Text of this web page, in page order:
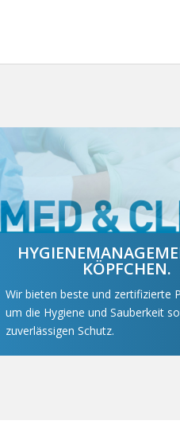
KÖPFCHEN.
Wir bieten beste und zertifizierte
um die Hygiene und Sauberkeit
zuverlässigen Schutz.